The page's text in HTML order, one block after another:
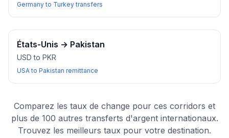
Germany to Turkey transfers
États-Unis → Pakistan
USD to PKR
USA to Pakistan remittance
Comparez les taux de change pour ces corridors et
plus de 100 autres transferts d'argent internationaux.
Trouvez les meilleurs taux pour votre destination.